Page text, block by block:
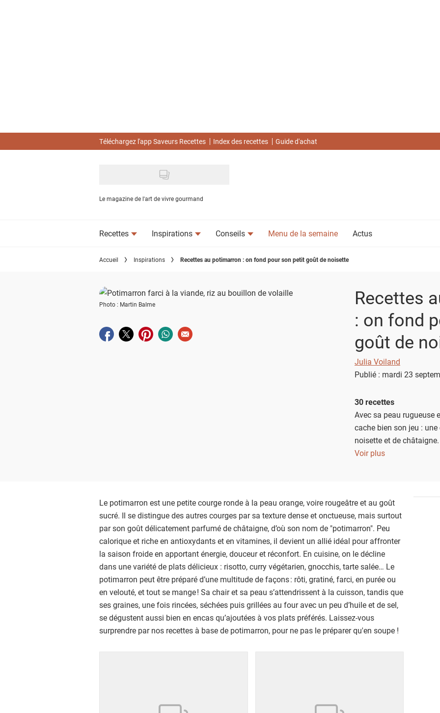
Téléchargez l'app Saveurs Recettes Index des recettes Guide d'achat
Le magazine de l'art de vivre gourmand
Recettes Inspirations Conseils Menu de la semaine Actus
Accueil Inspirations Recettes au potimarron : on fond pour son petit goût de noisette
Photo : Martin Balme
Partager sur facebook
Partager sur twitter
Partager sur pinterest
Partager sur whatsapp
Envoyer à un ami
Recettes
: on fond
goût de
Julia Voiland
Publié : mardi 23
30 recettes
Avec sa peau rugueuse
cache bien son jeu :
noisette et de
courges que l'on préfère
Voir plus
Le potimarron est une petite courge ronde à la peau orange, voire rougeâtre et au goût
sucré. Il se distingue des autres courges par sa texture dense et onctueuse, mais surtout
par son goût délicatement parfumé de châtaigne, d’où son nom de "potimarron". Peu
calorique et riche en antioxydants et en vitamines, il devient un allié idéal pour affronter
la saison froide en apportant énergie, douceur et réconfort. En cuisine, on le décline
dans une variété de plats délicieux : risotto, curry végétarien, gnocchis, tarte salée… Le
potimarron peut être préparé d’une multitude de façons : rôti, gratiné, farci, en purée ou
en velouté, et tout se mange ! Sa chair et sa peau s’attendrissent à la cuisson, tandis que
ses graines, une fois rincées, séchées puis grillées au four avec un peu d’huile et de sel,
se dégustent aussi bien en encas qu’ajoutées à vos plats préférés. Laissez-vous
surprendre par nos recettes à base de potimarron, pour ne pas le préparer qu'en soupe !